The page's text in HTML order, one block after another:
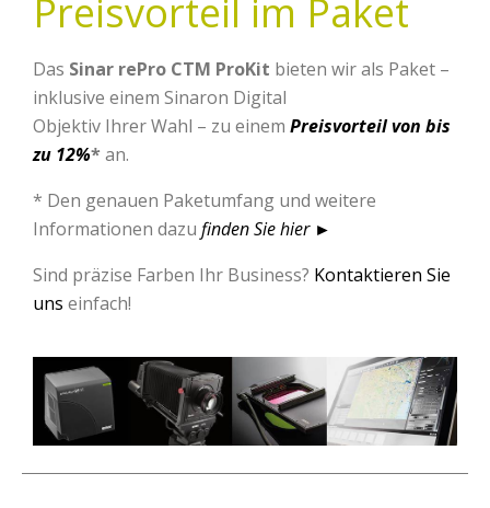
Preisvorteil im Paket
Das Sinar rePro CTM ProKit bieten wir als Paket –
inklusive einem Sinaron Digital
Objektiv Ihrer Wahl – zu einem Preisvorteil von bis
zu 12%* an.
* Den genauen Paketumfang und weitere
Informationen dazu finden Sie hier ►
Sind präzise Farben Ihr Business? Kontaktieren Sie
uns einfach!